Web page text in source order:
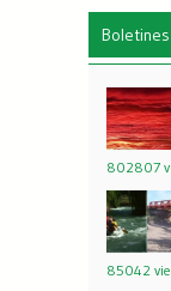
802807
85042